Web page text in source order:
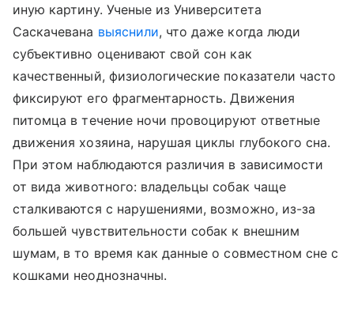
иную картину. Ученые из Университета
Саскачевана выяснили, что даже когда люди
субъективно оценивают свой сон как
качественный, физиологические показатели часто
фиксируют его фрагментарность. Движения
питомца в течение ночи провоцируют ответные
движения хозяина, нарушая циклы глубокого сна.
При этом наблюдаются различия в зависимости
от вида животного: владельцы собак чаще
сталкиваются с нарушениями, возможно, из-за
большей чувствительности собак к внешним
шумам, в то время как данные о совместном сне с
кошками неоднозначны.